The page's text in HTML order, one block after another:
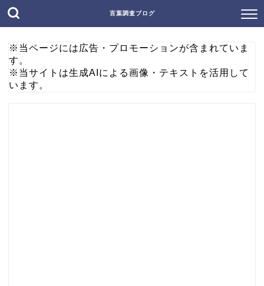
言葉調査ブログ
※当ページには広告・プロモーションが含まれていま
す。
※当サイトは生成AIによる画像・テキストを活用して
います。